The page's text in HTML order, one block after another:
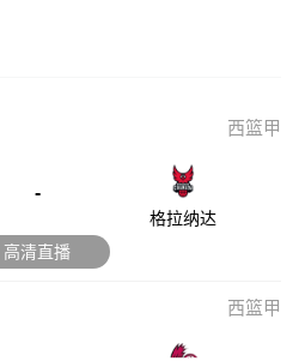
西篮甲
-
格拉纳达
高清直播
西篮甲